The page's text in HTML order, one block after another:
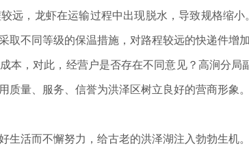
远，龙虾在运输过程中出现脱水，导致规格缩
取不同等级的保温措施，对路程较远的快递件增加
，对此，经营户是否存在不同意见？高涧分局
质量、服务、信誉为洪泽区树立良好的营商形象
活而不懈努力，给古老的洪泽湖注入勃勃生机。